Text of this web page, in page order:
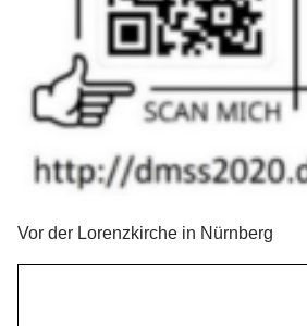
Vor der Lorenzkirche in Nürnberg